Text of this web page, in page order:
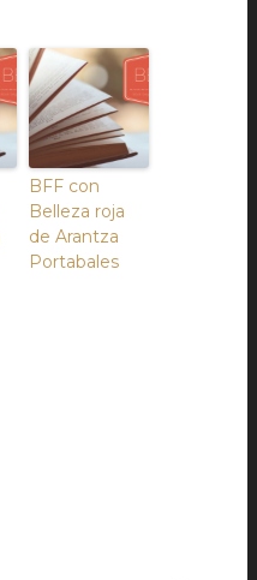
BFF con
Belleza roja
de Arantza
Portabales